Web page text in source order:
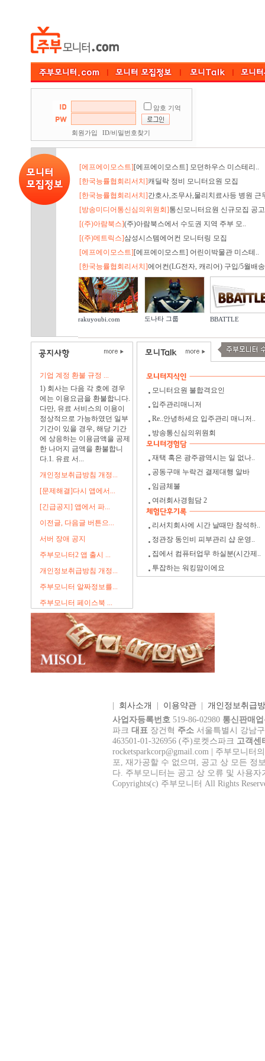
암호 기억
회원가입 ID/비밀번호찾기
[에프에이모스트][에프에이모스트] 모던하우스 미스테리..
[한국능률협회리서치]캐딜락 정비 모니터요원 모집
[한국능률협회리서치]간호사,조무사,물리치료사등 병원 근
[방송미디어통신심의위원회]통신모니터요원 신규모집 공고
[(주)아람북스](주)아람북스에서 수도권 지역 주부 모..
[(주)메트릭스]삼성시스템에어컨 모니터링 모집
[에프에이모스트][에프에이모스트] 어린이박물관 미스테..
[한국능률협회리서치]에어컨(LG전자, 캐리어) 구입/5월배
rakuyoubi.com 도나타 그룹 BBATTLE
기업 계정 환불 규정 ...
1) 회사는 다음 각 호에 경우
에는 이용요금을 환불합니다.
다만, 유료 서비스의 이용이
정상적으로 가능하였던 일부
기간이 있을 경우, 해당 기간
에 상응하는 이용금액을 공제
한 나머지 금액을 환불합니
다.1. 유료 서...
개인정보취급방침 개정...
[문제해결]다시 앱에서...
[긴급공지] 앱에서 파...
이전글, 다음글 버튼으...
서버 장애 공지
주부모니터2 앱 출시 ...
개인정보취급방침 개정...
주부모니터 알짜정보를...
주부모니터 페이스북 ...
모니터요원 불합격요인
입주관리매니저
Re..안녕하세요 입주관리 매니저..
방송통신심의위원회
재택 혹은 광주광역시는 일 없나..
공동구매 누락건 결제대행 알바
임금체불
여러회사경험담 2
리서치회사에 시간 날때만 참석하..
정관장 동인비 피부관리 샵 운영..
집에서 컴퓨터업무 하실분(시간제..
투잡하는 워킹맘이에요
회사소개 이용약관
개인정보취급
사업자등록번호 519-86-02980 통신판매
파크 대표 장건혁 주소 서울특별시 강남
463501-01-326956 (주)로켓스파크 고객센
rocketsparkcorp@gmail.com
| 주부모니터
포, 재가공할 수 없으며, 공고 상 모든 정
다. 주부모니터는 공고 상 오류 및 사용
Copyrights(c) 주부모니터 All Rights